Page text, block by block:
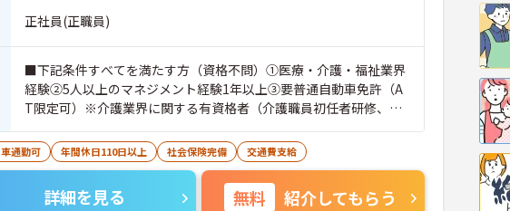
正社員(正職員)
■下記条件すべてを満たす方（資格不問）①医療・介護・福祉業界
経験②5人以上のマネジメント経験1年以上③要普通自動車免許（A
T限定可）※介護業界に関する有資格者（介護職員初任者研修、介
護福祉士など）、営業経験（業種問わず）、障がい福祉経験歓迎
車通勤可 年間休日110日以上 社会保険完備 交通費支給
詳細を見る 無料 紹介してもらう